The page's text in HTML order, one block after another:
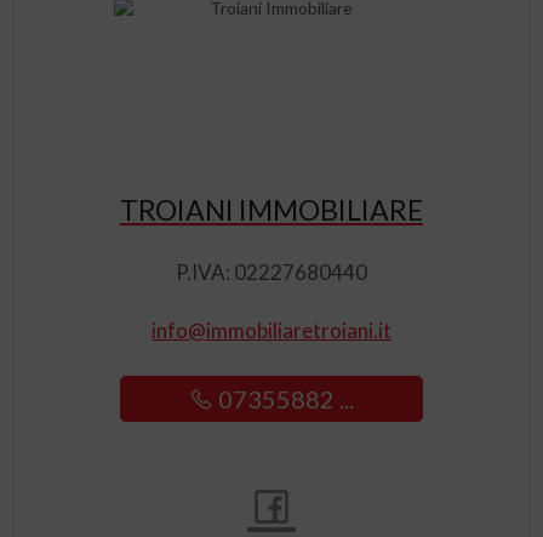
TROIANI IMMOBILIARE
P.IVA: 02227680440
info@immobiliaretroiani.it
07355882 ...